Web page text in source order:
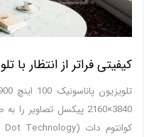
کیفیتی فراتر از انتظار با
3840×2160 پیکسل